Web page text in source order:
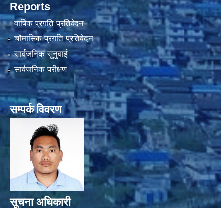
Reports
वार्षिक प्रगति प्रतिवेदन
चौमासिक प्रगति प्रतिवेदन
सार्वजनिक सुनुवाई
सार्वजनिक परीक्षण
सम्पर्क विवरण
सूचना अधिकारी